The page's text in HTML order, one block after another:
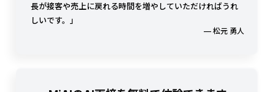
長が接客や売上に戻れる時間を増やしていただければうれ
しいです。」
— 松元 勇人